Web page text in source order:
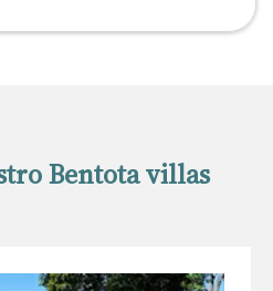
Bentota villas